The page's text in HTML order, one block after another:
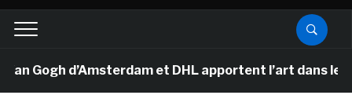
Gogh d’Amsterdam et DHL apportent l’art dans